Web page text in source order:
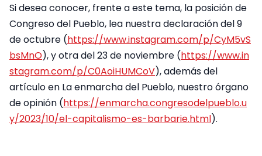
Si desea conocer, frente a este tema, la posición de
Congreso del Pueblo, lea nuestra declaración del 9
de octubre (https://www.instagram.com/p/CyM5vS
bsMnO), y otra del 23 de noviembre (https://www.in
stagram.com/p/C0AoiHUMCoV), además del
artículo en La enmarcha del Pueblo, nuestro órgano
de opinión (https://enmarcha.congresodelpueblo.u
y/2023/10/el-capitalismo-es-barbarie.html).